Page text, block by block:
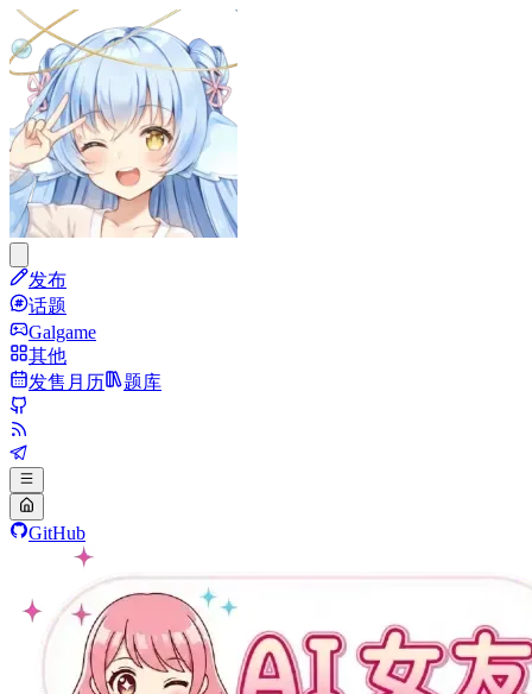
发布
话题
Galgame
其他
发售月历
题库
GitHub